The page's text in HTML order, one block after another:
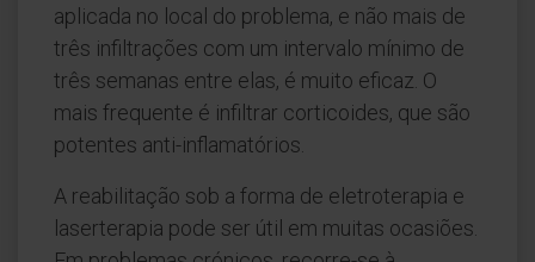
aplicada no local do problema, e não mais de
três infiltrações com um intervalo mínimo de
três semanas entre elas, é muito eficaz. O
mais frequente é infiltrar corticoides, que são
potentes anti-inflamatórios.
A reabilitação sob a forma de eletroterapia e
laserterapia pode ser útil em muitas ocasiões.